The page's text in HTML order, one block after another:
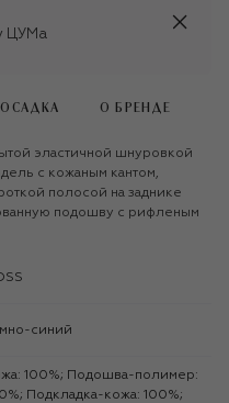
ЦУМа
О БРЕНДЕ
эластичной шнуровкой
с кожаным кантом,
полосой на заднике
подошву с рифленым
синий
Подкладка-кожа: 100%;